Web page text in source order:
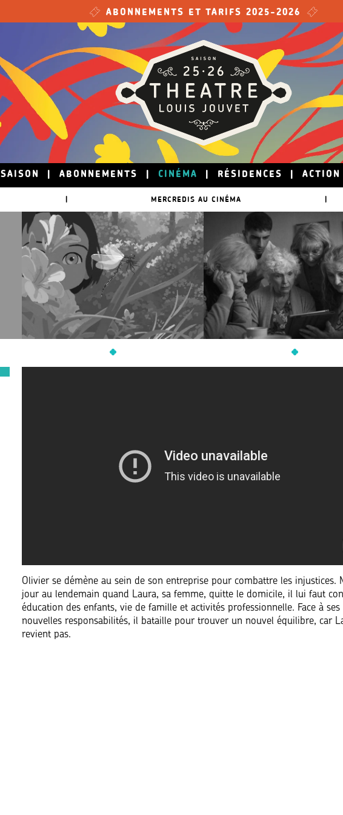
ABONNEMENTS ET TARIFS 2025-2026
SAISON ABONNEMENTS CINÉMA RÉSIDENCES ACTION
| MERCREDIS AU CINÉMA |
Olivier se démène au sein de son entreprise pour combattre les injustices.
jour au lendemain quand Laura, sa femme, quitte le domicile, il lui faut
éducation des enfants, vie de famille et activités professionnelle. Face à ses
nouvelles responsabilités, il bataille pour trouver un nouvel équilibre, car
revient pas.